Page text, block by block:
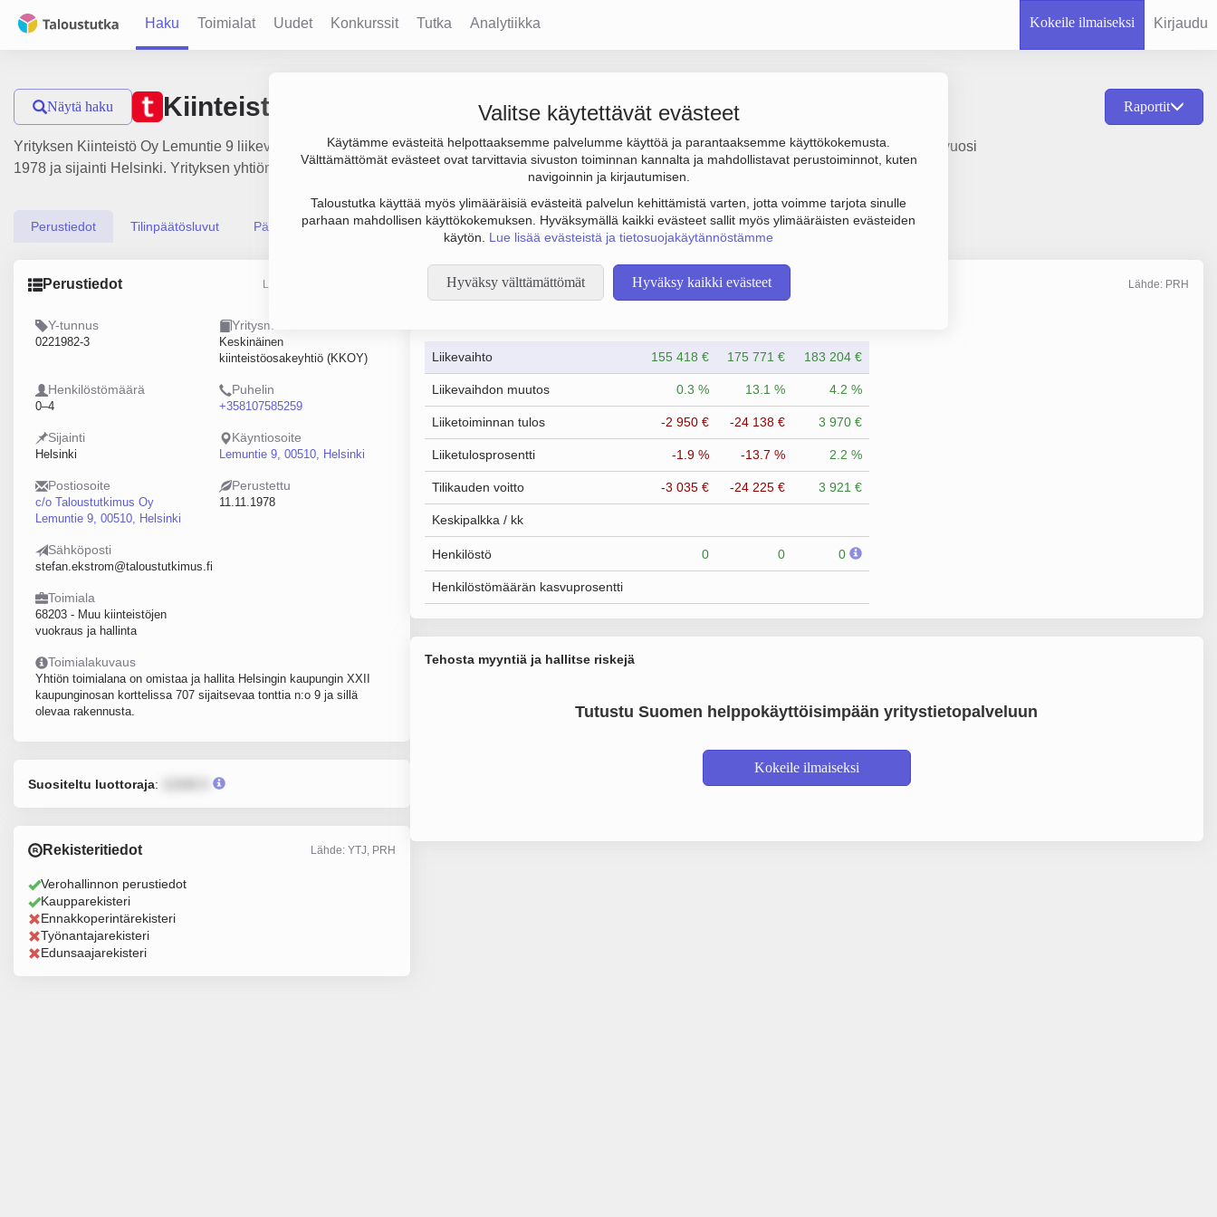
Haku Toimialat Uudet Konkurssit Tutka Analytiikka Kokeile ilmaiseksi Kirjaudu
Valitse käytettävät evästeet
Käytämme evästeitä helpottaaksemme palvelumme käyttöä ja parantaaksemme käyttökokemusta.
Välttämättömät evästeet ovat tarvittavia sivuston toiminnan kannalta ja mahdollistavat perustoiminnot, kuten
navigoinnin ja kirjautumisen.
Taloustutka käyttää myös ylimääräisiä evästeitä palvelun kehittämistä varten, jotta voimme tarjota sinulle
parhaan mahdollisen käyttökokemuksen. Hyväksymällä kaikki evästeet sallit myös ylimääräisten evästeiden
käytön. Lue lisää evästeistä ja tietosuojakäytännöstämme
Hyväksy välttämättömät Hyväksy kaikki evästeet
Näytä haku Kiinteistö Oy Lemuntie 9 Raportit
Yrityksen Kiinteistö Oy Lemuntie 9 liikevaihto on 183 000 € ja tulos 4 000 €. Sen päätoimiala on Muu kiinteistöjen vuokraus ja hallinta, perustamisvuosi
1978 ja sijainti Helsinki. Yrityksen yhtiömuoto Keskinäinen kiinteistöosakeyhtiö (KKOY).
Perustiedot Tilinpäätösluvut Päättäjätiedot
Perustiedot Lähde: YTJ, PRH, Traficom
Y-tunnus
0221982-3
Yritysmuoto
Keskinäinen
kiinteistöosakeyhtiö (KKOY)
Henkilöstömäärä
0–4
Puhelin
+358107585259
Sijainti
Helsinki
Käyntiosoite
Lemuntie 9, 00510, Helsinki
Postiosoite
c/o Taloustutkimus Oy
Lemuntie 9, 00510, Helsinki
Perustettu
11.11.1978
Sähköposti
stefan.ekstrom@taloustutkimus.fi
Toimiala
68203 - Muu kiinteistöjen
vuokraus ja hallinta
Toimialakuvaus
Yhtiön toimialana on omistaa ja hallita Helsingin kaupungin XXII
kaupunginosan korttelissa 707 sijaitsevaa tonttia n:o 9 ja sillä
olevaa rakennusta.
Suositeltu luottoraja:
Rekisteritiedot Lähde: YTJ, PRH
Verohallinnon perustiedot
Kaupparekisteri
Ennakkoperintärekisteri
Työnantajarekisteri
Edunsaajarekisteri
Taloustiedot Lähde: PRH
Liikevaihto 155 418 € 175 771 € 183 204 €
Liikevaihdon muutos 0.3 % 13.1 % 4.2 %
Liiketoiminnan tulos -2 950 € -24 138 € 3 970 €
Liiketulosprosentti -1.9 % -13.7 % 2.2 %
Tilikauden voitto -3 035 € -24 225 € 3 921 €
Keskipalkka / kk
Henkilöstö 0 0 0
Henkilöstömäärän kasvuprosentti
Tehosta myyntiä ja hallitse riskejä
Tutustu Suomen helppokäyttöisimpään yritystietopalveluun
Kokeile ilmaiseksi